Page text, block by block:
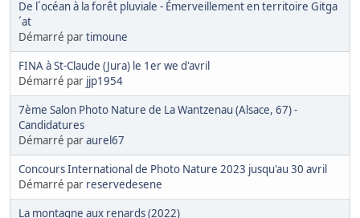
De l´océan à la forêt pluviale - Émerveillement en territoire Gitga
´at
Démarré partimoune
FINA à St-Claude (Jura) le 1er we d'avril
Démarré par jjp1954
7ème Salon Photo Nature de La Wantzenau (Alsace, 67) -
Candidatures
Démarré paraurel67
Concours International de Photo Nature 2023 jusqu'au 30 avril
Démarré par reservedesene
La montagne aux renards (2022)